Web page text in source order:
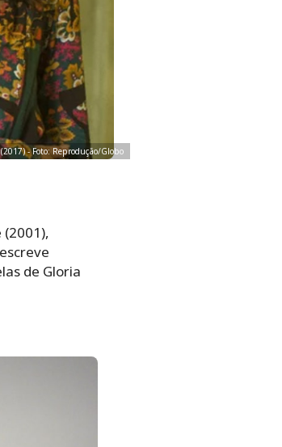
- Foto: Reprodução/Globo
(2001),
de Gloria